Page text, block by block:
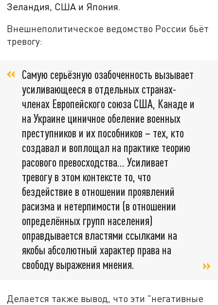
Зеландия, США и Япония.
Внешнеполитическое ведомство России бьёт
тревогу:
Самую серьёзную озабоченность вызывает
усиливающееся в отдельных странах-
членах Европейского союза США, Канаде и
на Украине циничное обеление военных
преступников и их пособников – тех, кто
создавал и воплощал на практике теорию
расового превосходства… Усиливает
тревогу в этом контексте то, что
бездействие в отношении проявлений
расизма и нетерпимости (в отношении
определённых групп населения)
оправдывается властями ссылками на
якобы абсолютный характер права на
свободу выражения мнения.
Делается также вывод, что эти "негативные